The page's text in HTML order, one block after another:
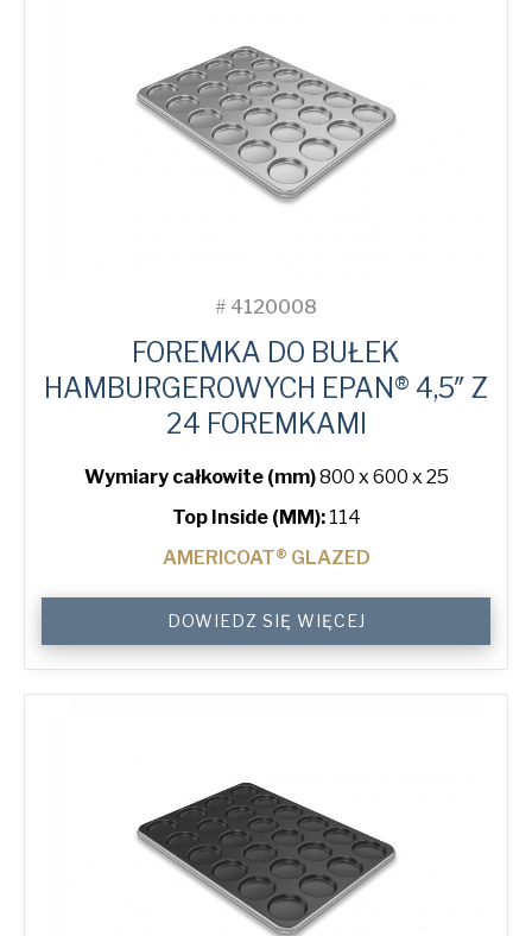
# 4120008
FOREMKA DO BUŁEK
HAMBURGEROWYCH EPAN® 4,5″ Z
24 FOREMKAMI
Wymiary całkowite (mm)800 x 600 x 25
Top Inside (MM): 114
AMERICOAT® GLAZED
ePAN®
Bun
Tray
DOWIEDZ SIĘ WIĘCEJ